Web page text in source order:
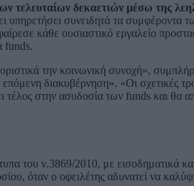
τελευταίων δεκαετιών μέσω της
υπηρετήσει συνειδητά τα συμφέροντα
κάθε ουσιαστικό εργαλείο
funds.
την κοινωνική συνοχή»,
επόμενη διακυβέρνηση». «Οι σχετικές
τέλος στην ασυδοσία των funds και θα
του ν.3869/2010, με εισοδηματικά
όταν ο οφειλέτης αδυνατεί να